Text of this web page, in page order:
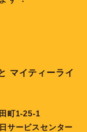
マイティーライ
町1-25-1
サービスセンター